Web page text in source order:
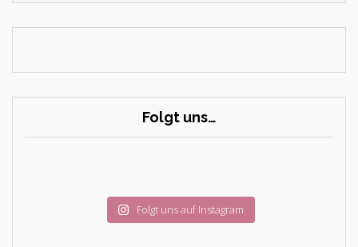
Folgt uns…
Folgt uns auf Instagram